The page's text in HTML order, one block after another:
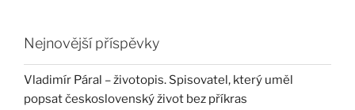
Nejnovější příspěvky
Vladimír Páral – životopis. Spisovatel, který uměl
popsat československý život bez příkras